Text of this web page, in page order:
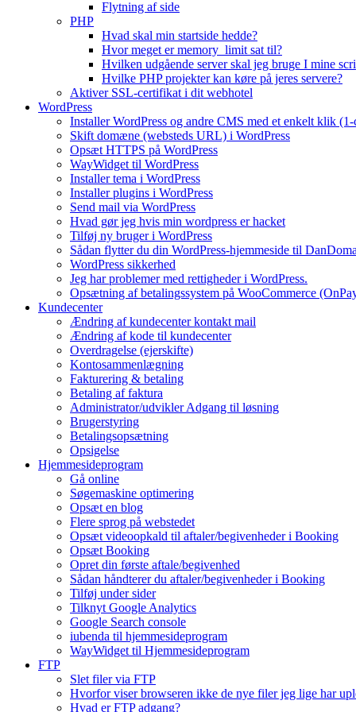
Flytning af side
PHP
Hvad skal min startside hedde?
Hvor meget er memory_limit sat til?
Hvilken udgående server skal jeg bruge I mine
Hvilke PHP projekter kan køre på jeres servere?
Aktiver SSL-certifikat i dit webhotel
WordPress
Installer WordPress og andre CMS med et enkelt klik
Skift domæne (websteds URL) i WordPress
Opsæt HTTPS på WordPress
WayWidget til WordPress
Installer tema i WordPress
Installer plugins i WordPress
Send mail via WordPress
Hvad gør jeg hvis min wordpress er hacket
Tilføj ny bruger i WordPress
Sådan flytter du din WordPress-hjemmeside til
WordPress sikkerhed
Jeg har problemer med rettigheder i WordPress.
Opsætning af betalingssystem på WooCommerce
Kundecenter
Ændring af kundecenter kontakt mail
Ændring af kode til kundecenter
Overdragelse (ejerskifte)
Kontosammenlægning
Fakturering & betaling
Betaling af faktura
Administrator/udvikler Adgang til løsning
Brugerstyring
Betalingsopsætning
Opsigelse
Hjemmesideprogram
Gå online
Søgemaskine optimering
Opsæt en blog
Flere sprog på webstedet
Opsæt videoopkald til aftaler/begivenheder i Booking
Opsæt Booking
Opret din første aftale/begivenhed
Sådan håndterer du aftaler/begivenheder i Booking
Tilføj under sider
Tilknyt Google Analytics
Google Search console
iubenda til hjemmesideprogram
WayWidget til Hjemmesideprogram
FTP
Slet filer via FTP
Hvorfor viser browseren ikke de nye filer jeg lige har
Hvad er FTP adgang?